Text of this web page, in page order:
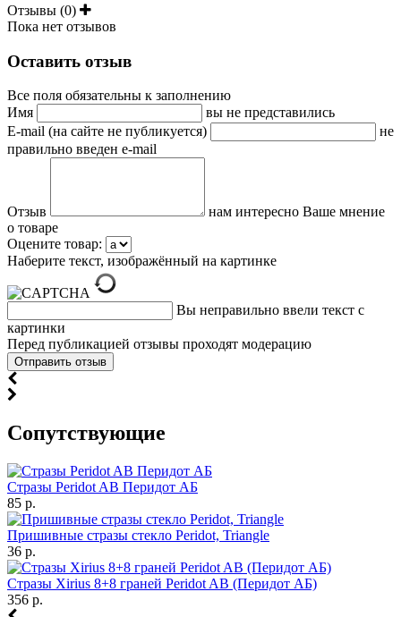
Отзывы (0)
Пока нет отзывов
Оставить отзыв
Все поля обязательны к заполнению
Имя
вы не представились
E-mail (на сайте не публикуется)
не
правильно введен e-mail
Отзыв
нам интересно Ваше мнение
о товаре
Оцените товар:
Наберите текст, изображённый на картинке
Вы неправильно ввели текст с
картинки
Перед публикацией отзывы проходят модерацию
Cопутствующие
Стразы Peridot AB Перидот АБ
85 р.
Пришивные стразы стекло Peridot, Triangle
36 р.
Стразы Xirius 8+8 граней Peridot AB (Перидот АБ)
356 р.